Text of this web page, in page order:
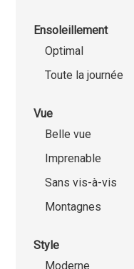
Ensoleillement
Optimal
Toute la journée
Vue
Belle vue
Imprenable
Sans vis-à-vis
Montagnes
Style
Moderne